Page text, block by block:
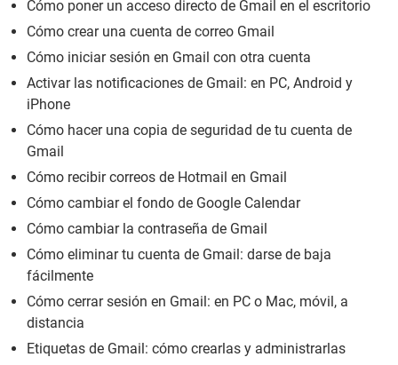
Cómo poner un acceso directo de Gmail en el escritorio
Cómo crear una cuenta de correo Gmail
Cómo iniciar sesión en Gmail con otra cuenta
Activar las notificaciones de Gmail: en PC, Android y
iPhone
Cómo hacer una copia de seguridad de tu cuenta de
Gmail
Cómo recibir correos de Hotmail en Gmail
Cómo cambiar el fondo de Google Calendar
Cómo cambiar la contraseña de Gmail
Cómo eliminar tu cuenta de Gmail: darse de baja
fácilmente
Cómo cerrar sesión en Gmail: en PC o Mac, móvil, a
distancia
Etiquetas de Gmail: cómo crearlas y administrarlas